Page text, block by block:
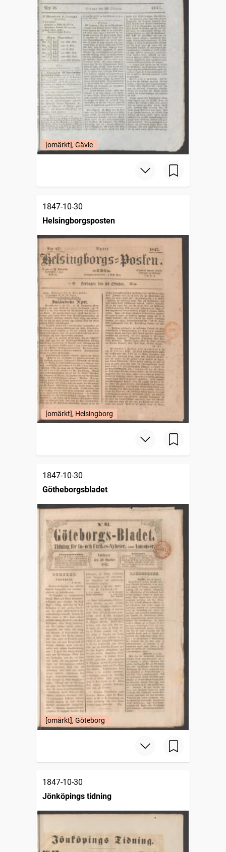
[omärkt], Gävle
1847-10-30
Helsingborgsposten
[omärkt], Helsingborg
1847-10-30
Götheborgsbladet
[omärkt], Göteborg
1847-10-30
Jönköpings tidning